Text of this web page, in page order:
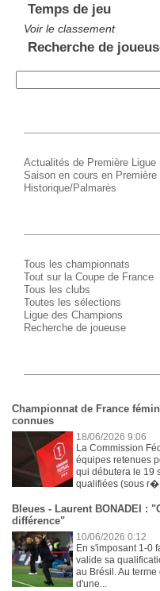
Temps de jeu
Voir le classement
Recherche de
Actualités de Première Ligue
Saison en cours en Première
Historique/Palmarès
Tous les championnats
Tout sur la Coupe de France
Tous les clubs
Toutes les sélections
Ligue des Champions
Recherche de joueuse
Championnat de France
connues
18/06/2026 9:06
La Commission
équipes retenues
qui débutera le 19
qualifiées (sous
Bleues - Laurent BONADEI :
différence"
10/06/2026 0:12
En s'imposant 1-0
valide sa
au Brésil. Au
d'une...